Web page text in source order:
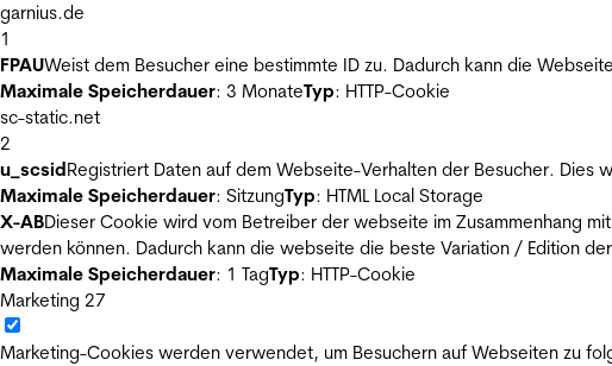
garnius.de
1
FPAUWeist dem Besucher eine bestimmte ID zu. Dadurch kann die
Maximale Speicherdauer: 3 MonateTyp: HTTP-Cookie
sc-static.net
2
u_scsidRegistriert Daten auf dem Webseite-Verhalten der Besucher.
Maximale Speicherdauer: SitzungTyp: HTML Local Storage
X-ABDieser Cookie wird vom Betreiber der webseite im Zusammenhang
werden können. Dadurch kann die webseite die beste Variation / Edition
Maximale Speicherdauer: 1 TagTyp: HTTP-Cookie
Marketing 27
Marketing-Cookies werden verwendet, um Besuchern auf Webseiten zu